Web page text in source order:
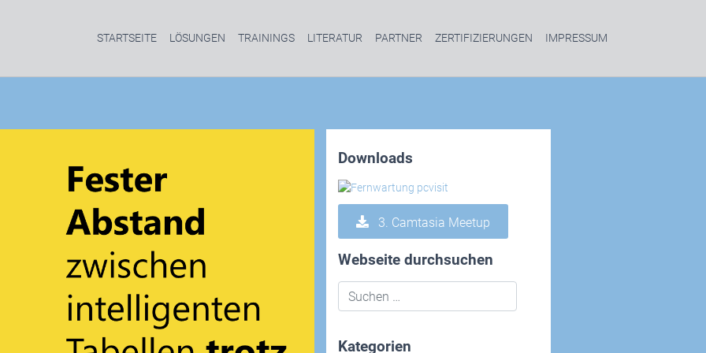
STARTSEITE LÖSUNGEN TRAININGS LITERATUR PARTNER ZERTIFIZIERUNGEN IMPRESSUM
Downloads
3. Camtasia Meetup
Webseite durchsuchen
Kategorien